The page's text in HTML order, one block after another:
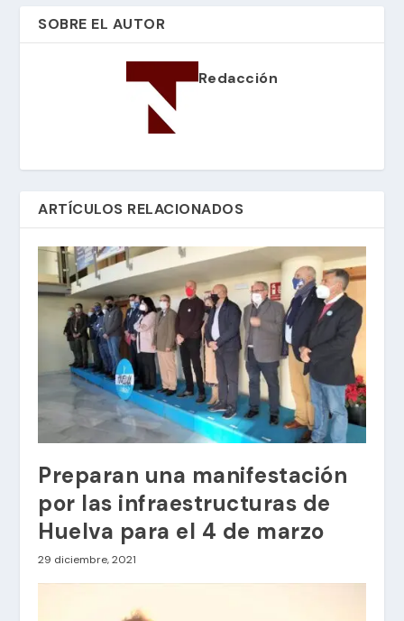
SOBRE EL AUTOR
Redacción
ARTÍCULOS RELACIONADOS
Preparan una manifestación
por las infraestructuras de
Huelva para el 4 de marzo
29 diciembre, 2021